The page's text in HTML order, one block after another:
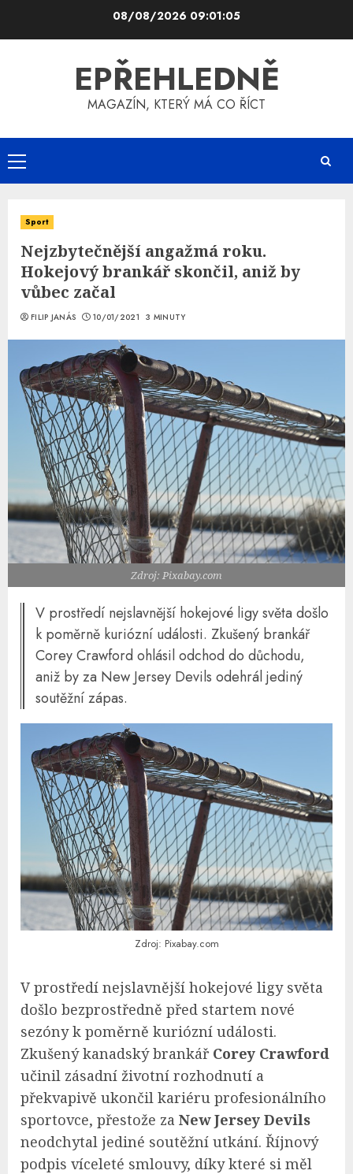
08/08/2026 09:01:06
EPŘEHLEDNĚ
MAGAZÍN, KTERÝ MÁ CO ŘÍCT
Primary
Menu
Sport
Nejzbytečnější angažmá roku.
Hokejový brankář skončil, aniž by
vůbec začal
FILIP JANÁS 10/01/2021 3 MINUTY
Zdroj: Pixabay.com
V prostředí nejslavnější hokejové ligy světa došlo
k poměrně kuriózní události. Zkušený brankář
Corey Crawford ohlásil odchod do důchodu,
aniž by za New Jersey Devils odehrál jediný
soutěžní zápas.
Zdroj: Pixabay.com
V prostředí nejslavnější hokejové ligy světa
došlo bezprostředně před startem nové
sezóny k poměrně kuriózní události.
Zkušený kanadský brankář Corey Crawford
učinil zásadní životní rozhodnutí a
překvapivě ukončil kariéru profesionálního
sportovce, přestože za New Jersey Devils
neodchytal jediné soutěžní utkání. Říjnový
podpis víceleté smlouvy, díky které si měl